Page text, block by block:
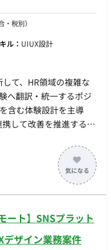
・税別）
ル： UIUX設計
して、HR領域の複雑な
へ翻訳・統一するポジ
含む体験設計を主導
して改善を推進する。
ションの統一 ・UIテキ
量／定性データとユー
、エンジニア6名、デ
ート】SNSプラット
デザイン業務案件